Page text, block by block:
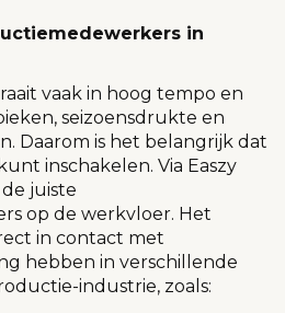
in
vaak in hoog tempo en
seizoensdrukte en
Daarom is het belangrijk dat
inschakelen. Via Easzy
juiste
op de werkvloer. Het
in contact met
hebben in verschillende
industrie, zoals: